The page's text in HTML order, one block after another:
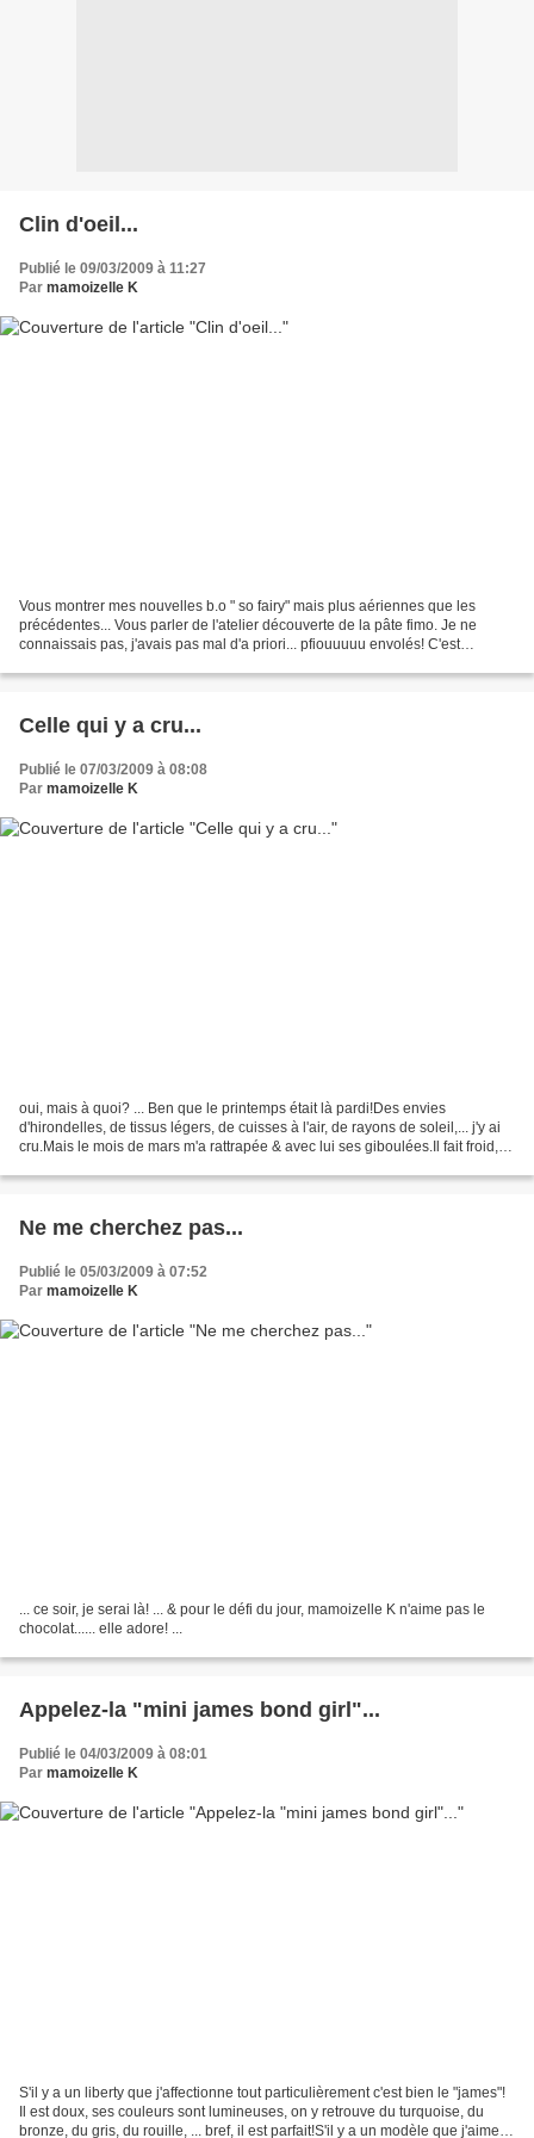
Clin d'oeil...
Publié le 09/03/2009 à 11:27
Par mamoizelle K
Vous montrer mes nouvelles b.o " so fairy" mais plus aériennes que les
précédentes... Vous parler de l'atelier découverte de la pâte fimo. Je ne
connaissais pas, j'avais pas mal d'a priori... pfiouuuuu envolés! C'est
Celle qui y a cru...
Publié le 07/03/2009 à 08:08
Par mamoizelle K
oui, mais à quoi? ... Ben que le printemps était là pardi!Des envies
d'hirondelles, de tissus légers, de cuisses à l'air, de rayons de soleil,... j'y ai
cru.Mais le mois de mars m'a rattrapée & avec lui ses giboulées.Il fait froid,
Ne me cherchez pas...
Publié le 05/03/2009 à 07:52
Par mamoizelle K
... ce soir, je serai là! ... & pour le défi du jour, mamoizelle K n'aime pas le
chocolat...... elle adore! ...
Appelez-la "mini james bond girl"...
Publié le 04/03/2009 à 08:01
Par mamoizelle K
S'il y a un liberty que j'affectionne tout particulièrement c'est bien le "james"!
Il est doux, ses couleurs sont lumineuses, on y retrouve du turquoise, du
bronze, du gris, du rouille, ... bref, il est parfait!S'il y a un modèle que j'aime